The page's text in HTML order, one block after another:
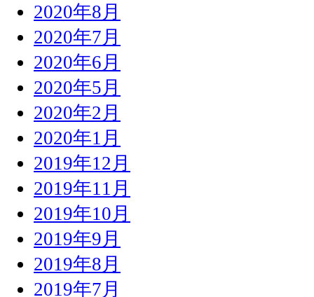
2020年8月
2020年7月
2020年6月
2020年5月
2020年2月
2020年1月
2019年12月
2019年11月
2019年10月
2019年9月
2019年8月
2019年7月